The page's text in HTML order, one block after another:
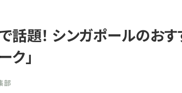
話題！ シンガポールのおす
ク」
部